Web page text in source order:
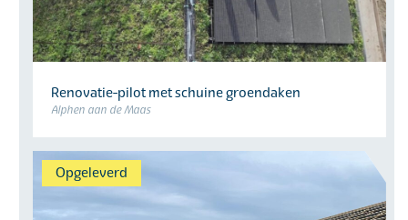
Renovatie-pilot met schuine groendaken
Alphen aan de Maas
Opgeleverd